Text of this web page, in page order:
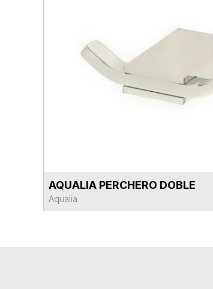
VER FICHA DEL PRODUCTO
AQUALIA PERCHERO DOBLE
Aqualia